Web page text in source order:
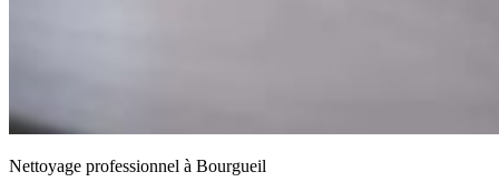
Nettoyage professionnel à Bourgueil